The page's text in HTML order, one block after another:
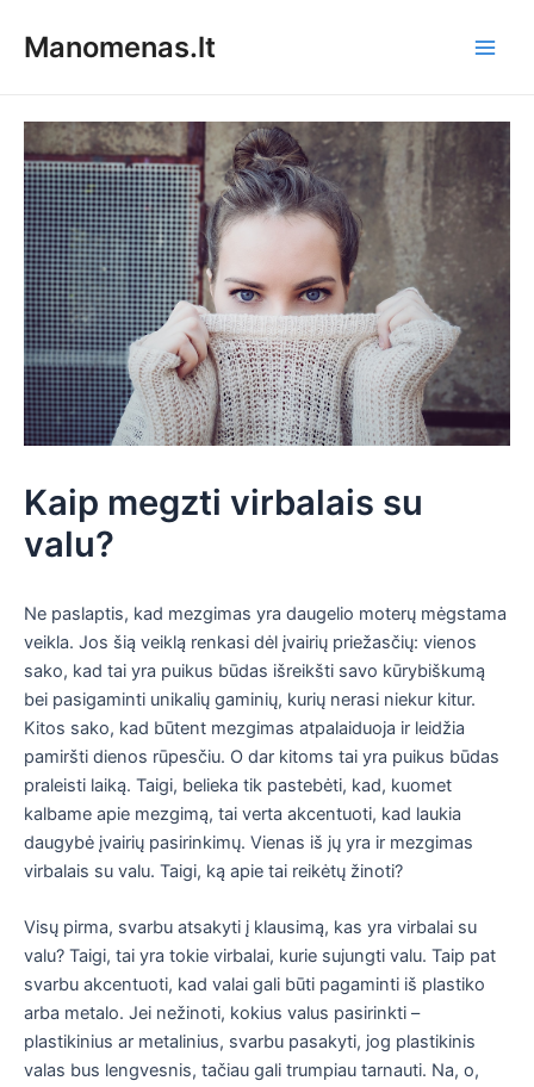
prieManomenas.lt
Kaip megzti virbalais su
valu?
Ne paslaptis, kad mezgimas yra daugelio moterų mėgstama
veikla. Jos šią veiklą renkasi dėl įvairių priežasčių: vienos
sako, kad tai yra puikus būdas išreikšti savo kūrybiškumą
bei pasigaminti unikalių gaminių, kurių nerasi niekur kitur.
Kitos sako, kad būtent mezgimas atpalaiduoja ir leidžia
pamiršti dienos rūpesčiu. O dar kitoms tai yra puikus būdas
praleisti laiką. Taigi, belieka tik pastebėti, kad, kuomet
kalbame apie mezgimą, tai verta akcentuoti, kad laukia
daugybė įvairių pasirinkimų. Vienas iš jų yra ir mezgimas
virbalais su valu. Taigi, ką apie tai reikėtų žinoti?
Visų pirma, svarbu atsakyti į klausimą, kas yra virbalai su
valu? Taigi, tai yra tokie virbalai, kurie sujungti valu. Taip pat
svarbu akcentuoti, kad valai gali būti pagaminti iš plastiko
arba metalo. Jei nežinoti, kokius valus pasirinkti –
plastikinius ar metalinius, svarbu pasakyti, jog plastikinis
valas bus lengvesnis, tačiau gali trumpiau tarnauti. Na, o,